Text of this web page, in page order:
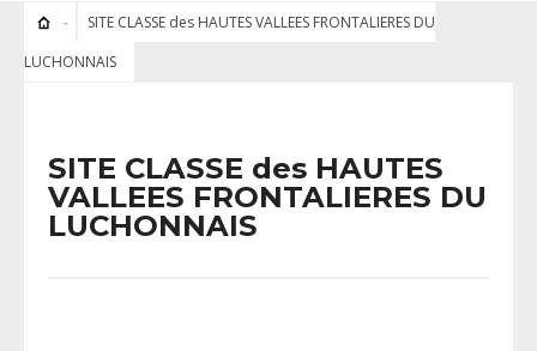
SITE CLASSE des HAUTES VALLEES FRONTALIERES DU
LUCHONNAIS
SITE CLASSE des HAUTES
VALLEES FRONTALIERES DU
LUCHONNAIS